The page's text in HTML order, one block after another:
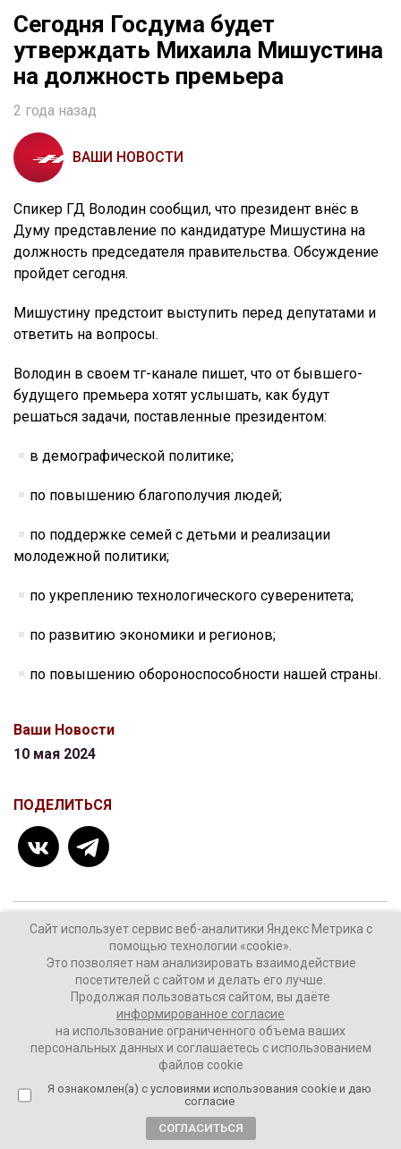
Сегодня Госдума будет
утверждать Михаила Мишустина
на должность премьера
2 года назад
ВАШИ НОВОСТИ
Спикер ГД Володин сообщил, что президент внёс в
Думу представление по кандидатуре Мишустина на
должность председателя правительства. Обсуждение
пройдет сегодня.
Мишустину предстоит выступить перед депутатами и
ответить на вопросы.
Володин в своем тг-канале пишет, что от бывшего-
будущего премьера хотят услышать, как будут
решаться задачи, поставленные президентом:
в демографической политике;
по повышению благополучия людей;
по поддержке семей с детьми и реализации
молодежной политики;
по укреплению технологического суверенитета;
по развитию экономики и регионов;
по повышению обороноспособности нашей страны.
Ваши Новости
10 мая 2024
ПОДЕЛИТЬСЯ
ТЕГИ: Вячеслав Володин
Госдума
Михаил Мишустин
Комментировать
Сайт использует сервис веб-аналитики Яндекс Метрика с
помощью технологии «cookie».
Это позволяет нам анализировать взаимодействие
посетителей с сайтом и делать его лучше.
Продолжая пользоваться сайтом, вы даёте
информированное согласие
на использование ограниченного объема ваших
персональных данных и соглашаетесь с использованием
файлов cookie
Я ознакомлен(а) с условиями использования cookie и даю
согласие
СОГЛАСИТЬСЯ